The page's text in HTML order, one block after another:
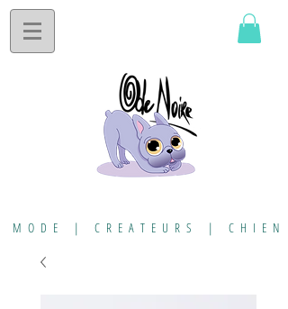
MODE | CREATEURS | CHIEN